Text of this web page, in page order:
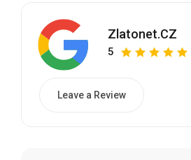
Zlatonet.CZ
5
Leave a Review